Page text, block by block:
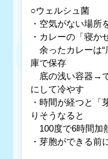
○ウェルシュ菌
・空気がない場所
・カレーの「寝か
余ったカレーは“
庫で保存
底の浅い容器→
にして冷やす
・時間が経つと「
りそうなると
100度で6時間加
・芽胞ができる前